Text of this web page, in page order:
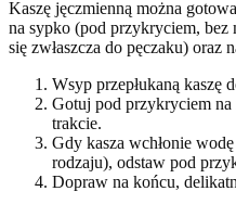
Kaszę jęczmienną można
na sypko (pod przykryciem, bez
się zwłaszcza do pęczaku) oraz
Wsyp przepłukaną kaszę
Gotuj pod przykryciem
trakcie.
Gdy kasza wchłonie
rodzaju), odstaw pod
Dopraw na końcu,